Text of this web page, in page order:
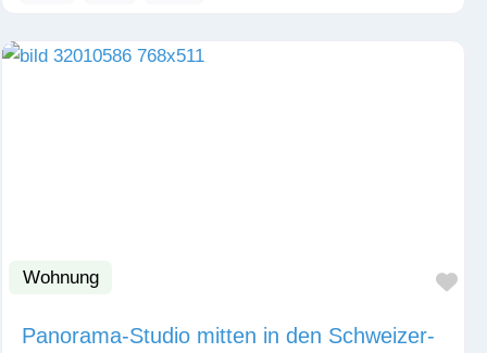
Wohnung
Panorama-Studio mitten in den Schweizer-